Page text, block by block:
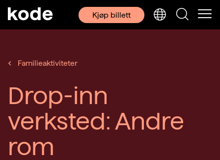
Kjøp billett
Familieaktiviteter
Drop-inn
verksted: Andre
rom